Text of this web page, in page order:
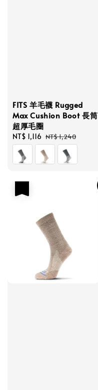
FITS 羊毛襪 Rugged
Max Cushion Boot 長筒
超厚毛圈
Sale
price
NT$ 1,116 Regular
price
NT$ 1,240